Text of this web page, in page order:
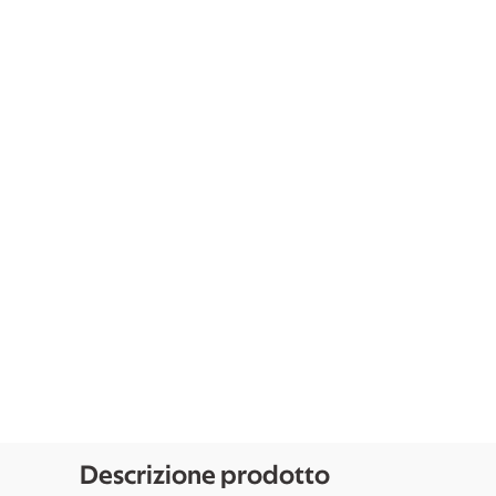
Descrizione prodotto